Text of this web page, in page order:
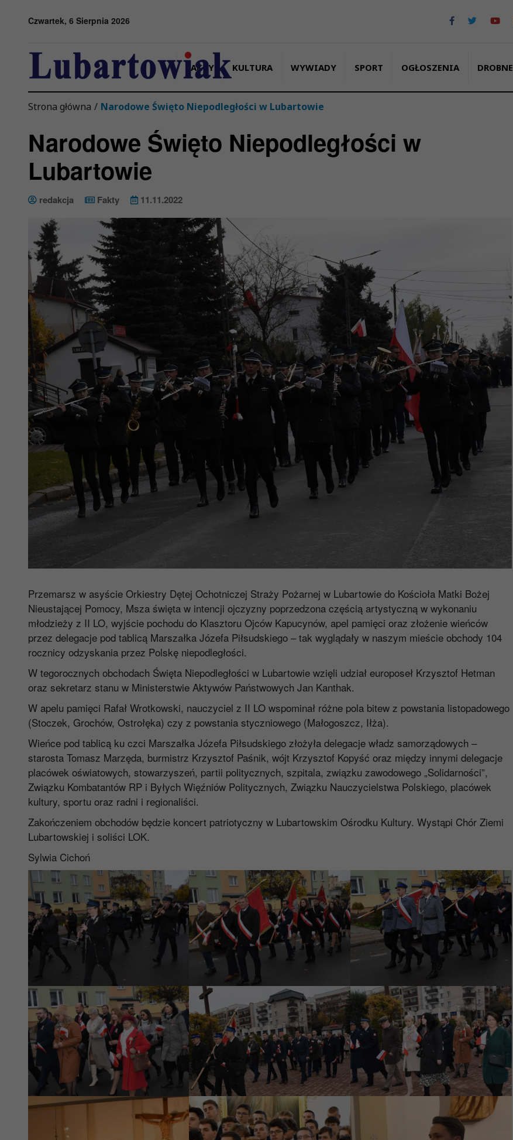
Czwartek, 6 Sierpnia 2026
FAKTY KULTURA WYWIADY SPORT OGŁOSZENIA DROBNE
Strona główna / Narodowe Święto Niepodległości w Lubartowie
Narodowe Święto Niepodległości w
Lubartowie
redakcja Fakty 11.11.2022
Przemarsz w asyście Orkiestry Dętej Ochotniczej Straży Pożarnej w Lubartowie do Kościoła Matki Bożej
Nieustającej Pomocy, Msza święta w intencji ojczyzny poprzedzona częścią artystyczną w wykonaniu
młodzieży z II LO, wyjście pochodu do Klasztoru Ojców Kapucynów, apel pamięci oraz złożenie wieńców
przez delegacje pod tablicą Marszałka Józefa Piłsudskiego – tak wyglądały w naszym mieście obchody 104
rocznicy odzyskania przez Polskę niepodległości.
W tegorocznych obchodach Święta Niepodległości w Lubartowie wzięli udział europoseł Krzysztof Hetman
oraz sekretarz stanu w Ministerstwie Aktywów Państwowych Jan Kanthak.
W apelu pamięci Rafał Wrotkowski, nauczyciel z II LO wspominał różne pola bitew z powstania listopadowego
(Stoczek, Grochów, Ostrołęka) czy z powstania styczniowego (Małogoszcz, Iłża).
Wieńce pod tablicą ku czci Marszałka Józefa Piłsudskiego złożyła delegacje władz samorządowych –
starosta Tomasz Marzęda, burmistrz Krzysztof Paśnik, wójt Krzysztof Kopyść oraz między innymi delegacje
placówek oświatowych, stowarzyszeń, partii politycznych, szpitala, związku zawodowego „Solidarności”,
Związku Kombatantów RP i Byłych Więźniów Politycznych, Związku Nauczycielstwa Polskiego, placówek
kultury, sportu oraz radni i regionaliści.
Zakończeniem obchodów będzie koncert patriotyczny w Lubartowskim Ośrodku Kultury. Wystąpi Chór Ziemi
Lubartowskiej i soliści LOK.
Sylwia Cichoń